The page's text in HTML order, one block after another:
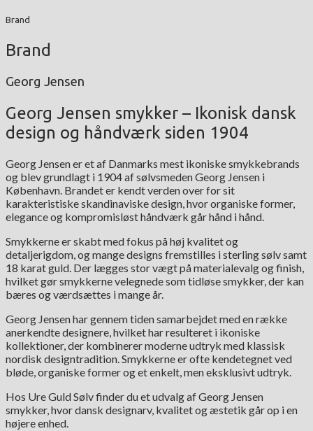
Brand
Brand
Georg Jensen
Georg Jensen smykker – Ikonisk dansk
design og håndværk siden 1904
Georg Jensen er et af Danmarks mest ikoniske smykkebrands
og blev grundlagt i 1904 af sølvsmeden Georg Jensen i
København. Brandet er kendt verden over for sit
karakteristiske skandinaviske design, hvor organiske former,
elegance og kompromisløst håndværk går hånd i hånd.
Smykkerne er skabt med fokus på høj kvalitet og
detaljerigdom, og mange designs fremstilles i sterling sølv samt
18 karat guld. Der lægges stor vægt på materialevalg og finish,
hvilket gør smykkerne velegnede som tidløse smykker, der kan
bæres og værdsættes i mange år.
Georg Jensen har gennem tiden samarbejdet med en række
anerkendte designere, hvilket har resulteret i ikoniske
kollektioner, der kombinerer moderne udtryk med klassisk
nordisk designtradition. Smykkerne er ofte kendetegnet ved
bløde, organiske former og et enkelt, men eksklusivt udtryk.
Hos Ure Guld Sølv finder du et udvalg af Georg Jensen
smykker, hvor dansk designarv, kvalitet og æstetik går op i en
højere enhed.